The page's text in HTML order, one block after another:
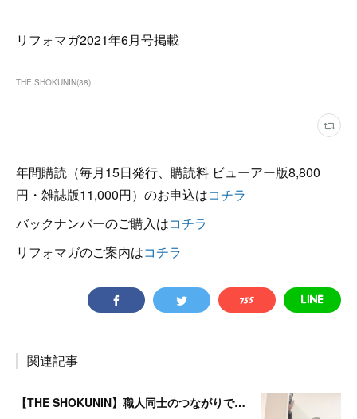
リフォマガ2021年6月号掲載
THE SHOKUNIN(38)
年間購読（毎月15日発行、購読料 ビューアー版8,800
円・雑誌版11,000円）のお申込はコチラ
バックナンバーのご購入はコチラ
リフォマガのご案内はコチラ
関連記事
【THE SHOKUNIN】職人同士のつながりでどんな仕事も工期を守る